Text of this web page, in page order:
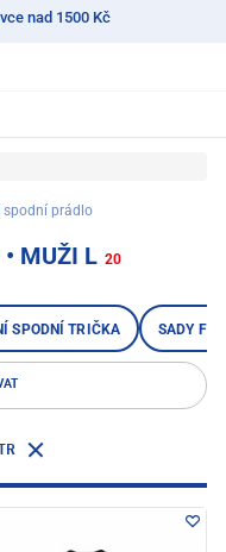
nad 1500 Kč
spodní prádlo
MUŽI L 20
SPODNÍ TRIČKA SADY